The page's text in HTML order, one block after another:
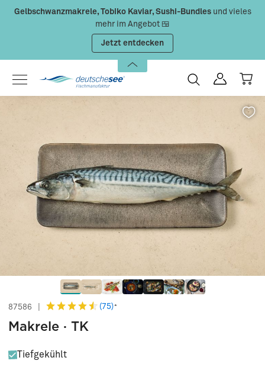
Zum Hauptinhalt springen
Gelbschwanzmakrele, Tobiko Kaviar, Sushi-Bundlesund vieles
mehr im Angebot 🍱
Jetzt entdecken
87586 (75)*
Makrele · TK
Tiefgekühlt